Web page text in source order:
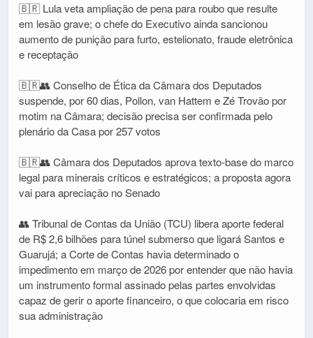
🇧🇷 Lula veta ampliação de pena para roubo que resulte
em lesão grave; o chefe do Executivo ainda sancionou
aumento de punição para furto, estelionato, fraude eletrônica
e receptação
🇧🇷👥 Conselho de Ética da Câmara dos Deputados
suspende, por 60 dias, Pollon, van Hattem e Zé Trovão por
motim na Câmara; decisão precisa ser confirmada pelo
plenário da Casa por 257 votos
🇧🇷👥 Câmara dos Deputados aprova texto-base do marco
legal para minerais críticos e estratégicos; a proposta agora
vai para apreciação no Senado
👥 Tribunal de Contas da União (TCU) libera aporte federal
de R$ 2,6 bilhões para túnel submerso que ligará Santos e
Guarujá; a Corte de Contas havia determinado o
impedimento em março de 2026 por entender que não havia
um instrumento formal assinado pelas partes envolvidas
capaz de gerir o aporte financeiro, o que colocaria em risco
sua administração